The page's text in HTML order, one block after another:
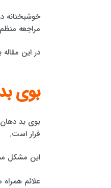
خوشبختانه
مراجعه
در این
بوی
بوی بد دهان
فرار است.
این مشکل
علائم